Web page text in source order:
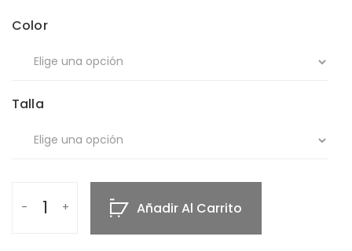
Color
Talla
Añadir Al Carrito